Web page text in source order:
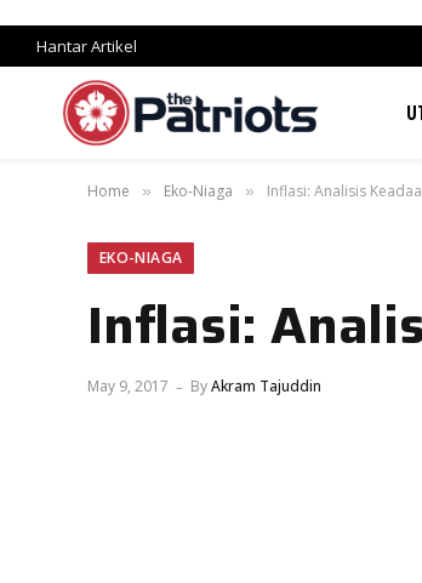
Hantar Artikel
Home » Eko-Niaga » Inflasi: Analisis
EKO-NIAGA
Inflasi:
May 9, 2017 ByAkram Tajuddin